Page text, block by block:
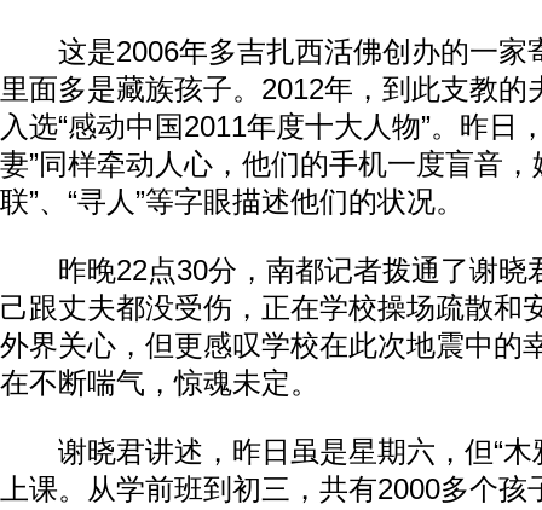
这是2006年多吉扎西活佛创办的一家
里面多是藏族孩子。2012年，到此支教的
入选“感动中国2011年度十大人物”。昨日
妻”同样牵动人心，他们的手机一度盲音，
联”、“寻人”等字眼描述他们的状况。
昨晚22点30分，南都记者拨通了谢晓
己跟丈夫都没受伤，正在学校操场疏散和
外界关心，但更感叹学校在此次地震中的
在不断喘气，惊魂未定。
谢晓君讲述，昨日虽是星期六，但“木
上课。从学前班到初三，共有2000多个孩